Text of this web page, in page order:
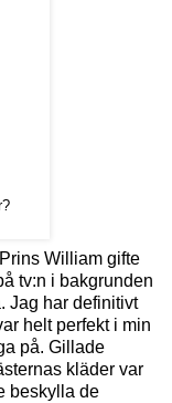
William gifte
tv:n i bakgrunden
Jag har definitivt
helt perfekt i min
på. Gillade
kläder var
beskylla de